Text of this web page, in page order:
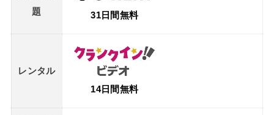
題
31日間無料
レンタル
14日間無料